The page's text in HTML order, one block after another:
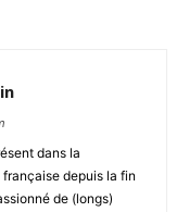
dans la
depuis la fin
de (longs)